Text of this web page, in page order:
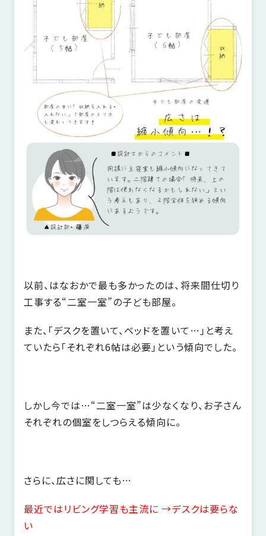
以前、はなおかで最も多かったのは、将来間仕切り
工事する“二室一室”の子ども部屋。
また、「デスクを置いて、ベッドを置いて…」と考え
ていたら「それぞれ6帖は必要」という傾向でした。
しかし今では…“二室一室”は少なくなり、お子さん
それぞれの個室をしつらえる傾向に。
さらに、広さに関しても…
最近ではリビング学習も主流に →デスクは要らな
い